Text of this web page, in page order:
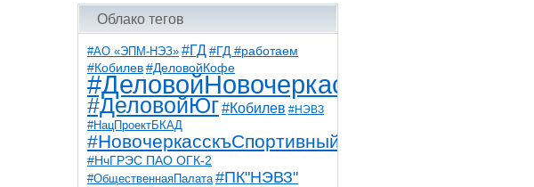
Облако тегов
#АО «ЭПМ-НЭЗ» #ГД #ГД #работаем
#Кобилев #ДеловойКофе
#ДеловойНовочеркасск
#ДеловойЮг#Кобилев #НЭВЗ
#НацПроектБКАД
#НовочеркасскъСпортивный
#НчГРЭС ПАО ОГК-2
#ОбщественнаяПалата #ПК"НЭВЗ"